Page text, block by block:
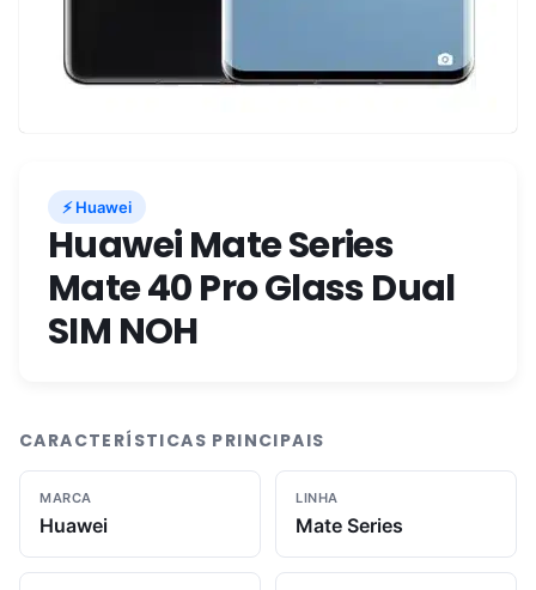
⚡ Huawei
Huawei Mate Series
Mate 40 Pro Glass Dual
SIM NOH
CARACTERÍSTICAS PRINCIPAIS
MARCA
Huawei
LINHA
Mate Series